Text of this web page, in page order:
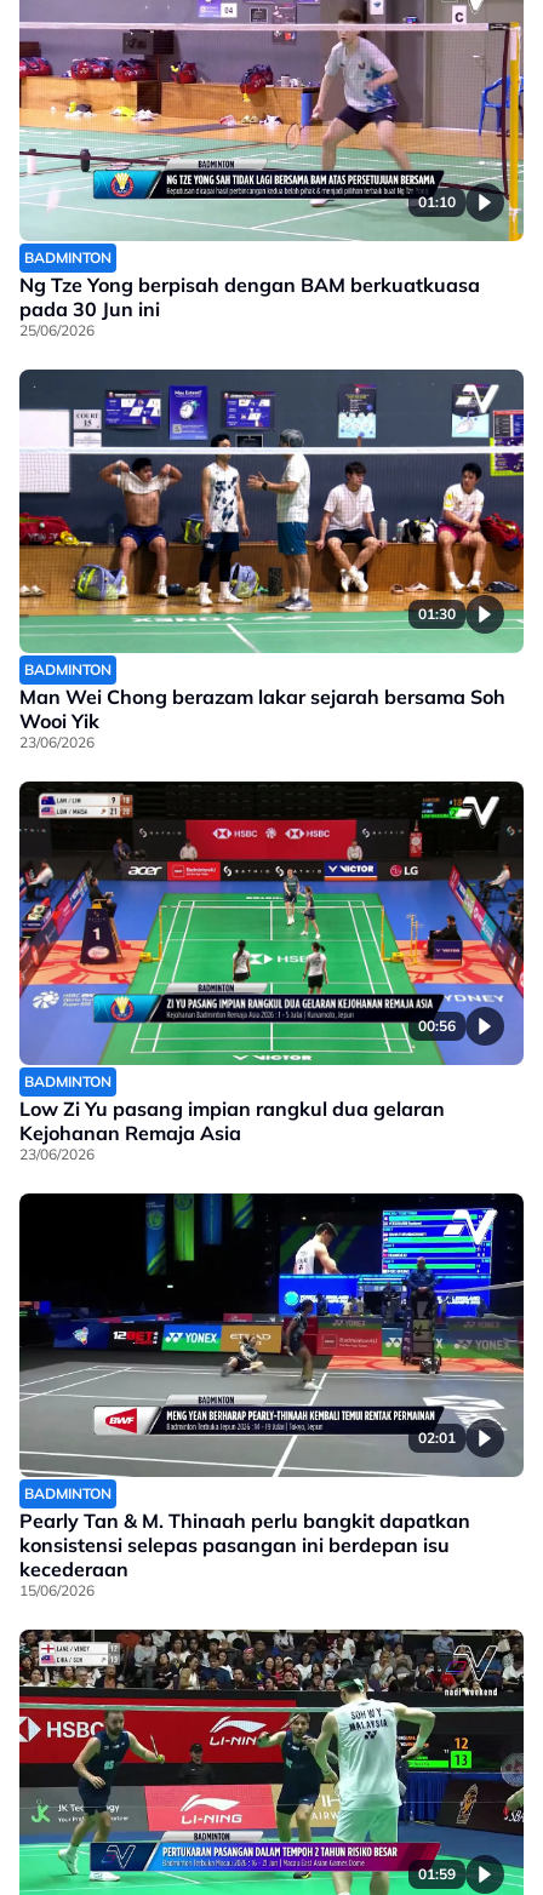
01:10
BADMINTON
Ng Tze Yong berpisah dengan BAM berkuatkuasa
pada 30 Jun ini
25/06/2026
01:30
BADMINTON
Man Wei Chong berazam lakar sejarah bersama Soh
Wooi Yik
23/06/2026
00:56
BADMINTON
Low Zi Yu pasang impian rangkul dua gelaran
Kejohanan Remaja Asia
23/06/2026
02:01
BADMINTON
Pearly Tan & M. Thinaah perlu bangkit dapatkan
konsistensi selepas pasangan ini berdepan isu
kecederaan
15/06/2026
01:59